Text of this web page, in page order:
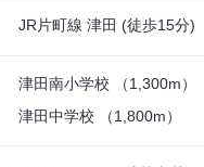
JR片町線 津田 (徒歩15分)
津田南小学校 （1,300m）
津田中学校 （1,800m）